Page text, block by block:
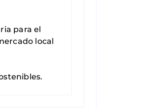
para el
local